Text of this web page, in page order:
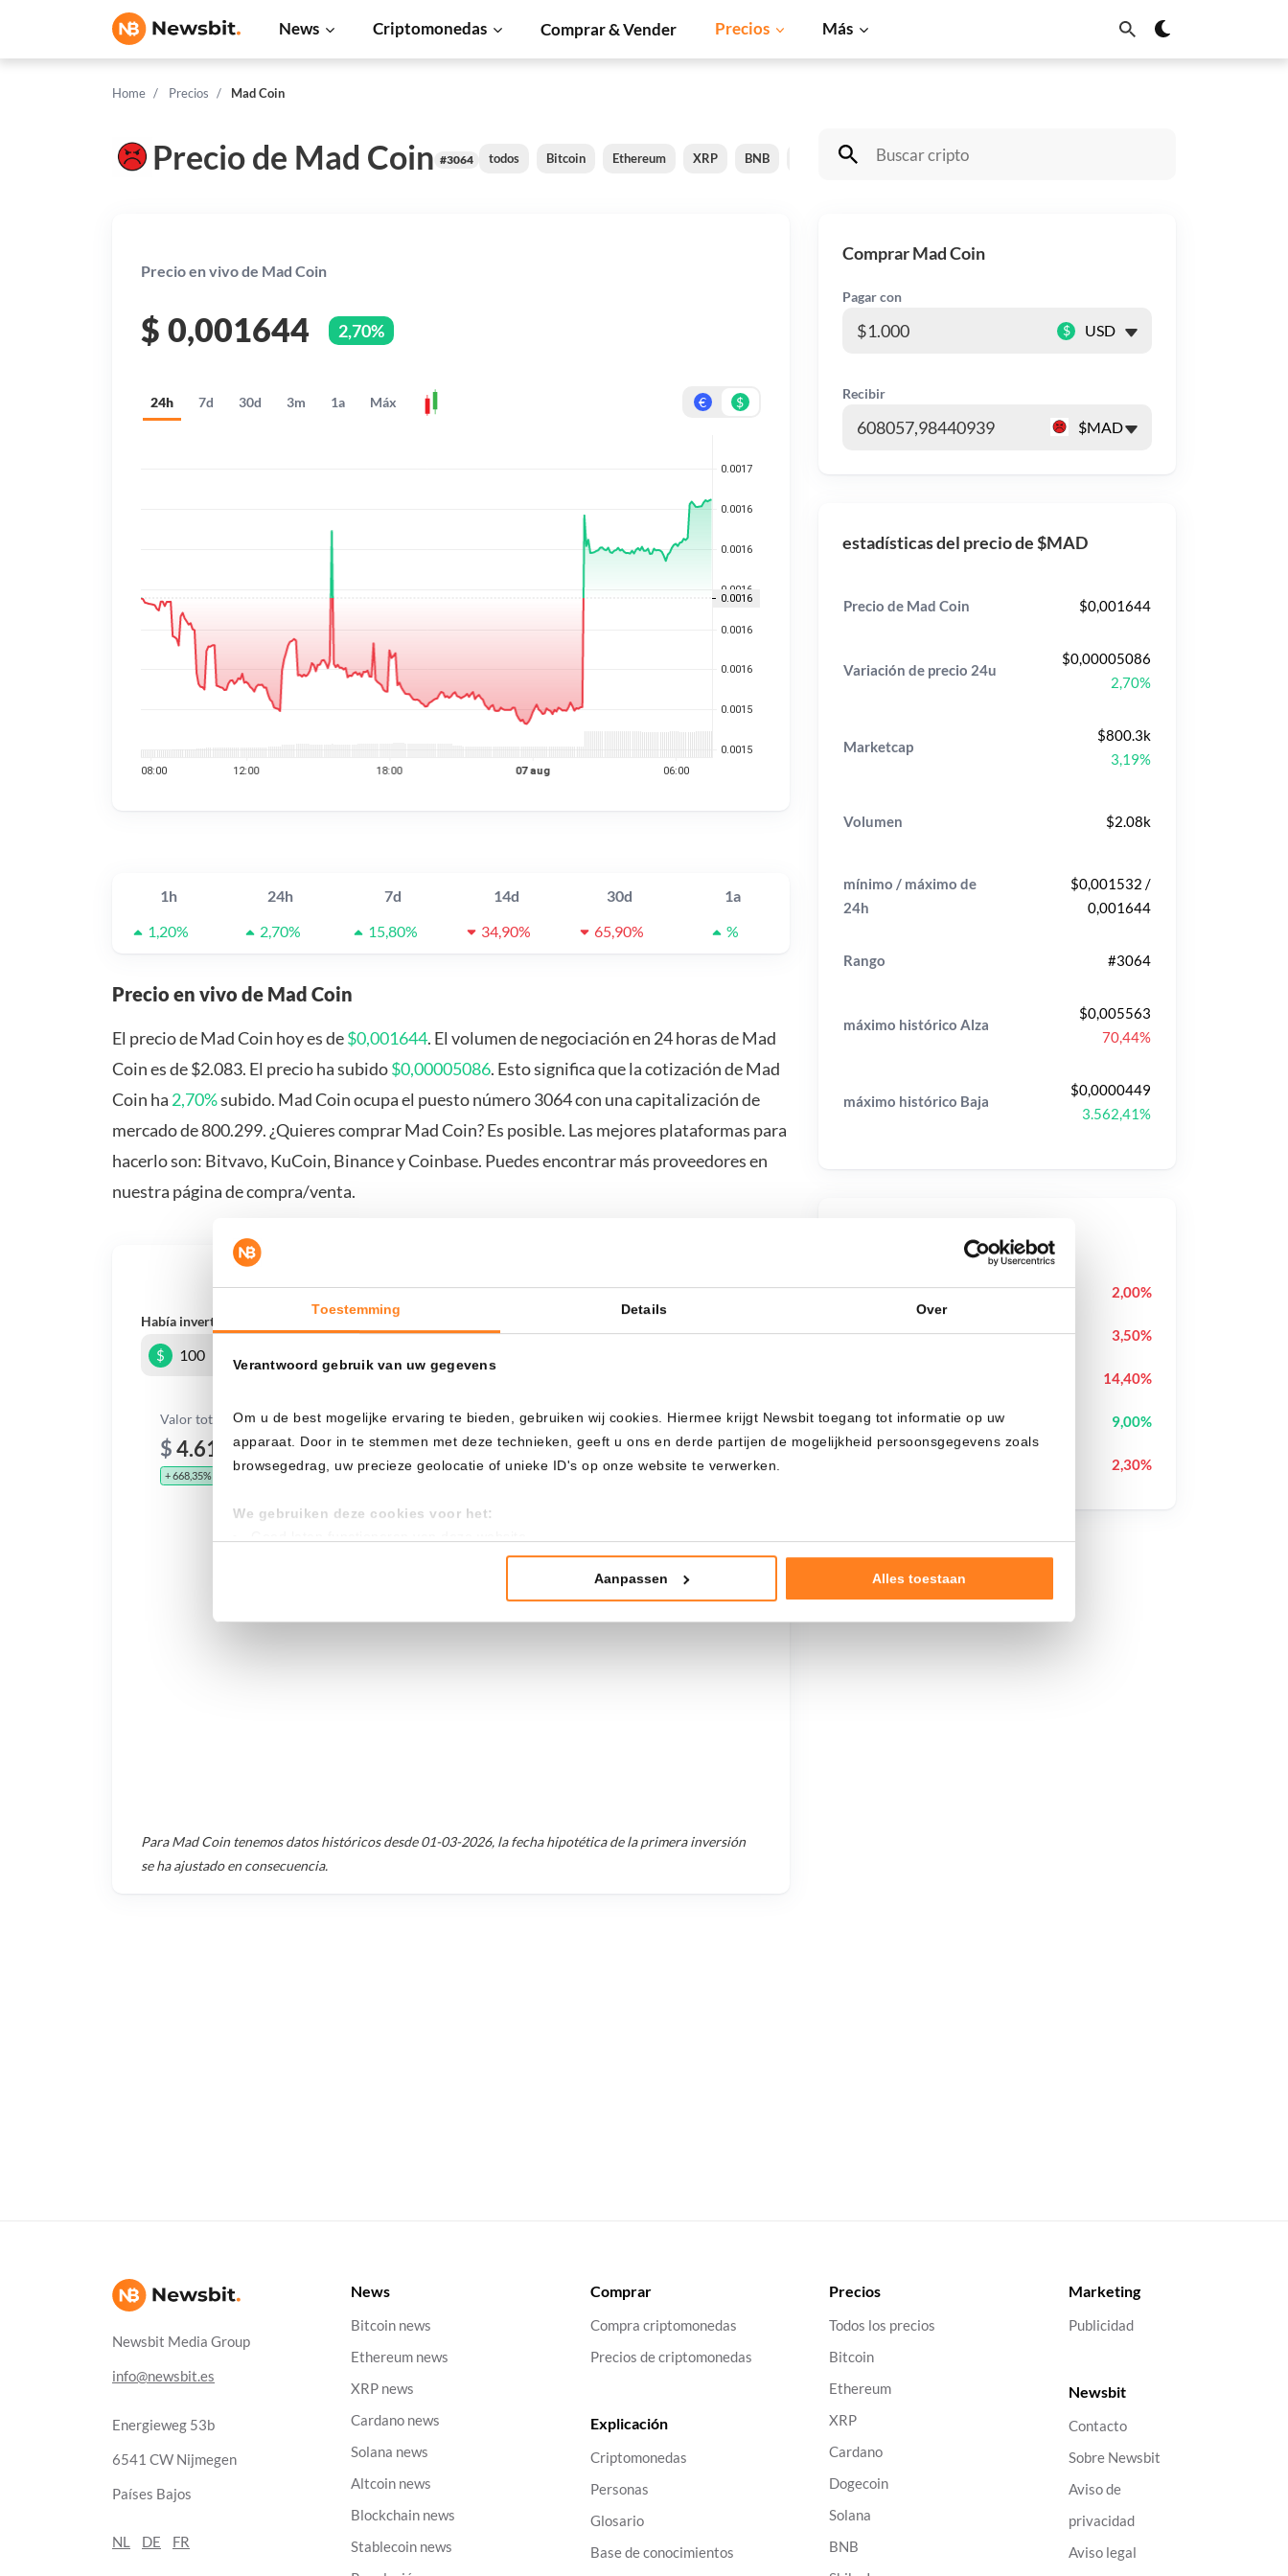
Toestemming Details Over
Verantwoord gebruik van uw gegevens
Om u de best mogelijke ervaring te bieden, gebruiken wij cookies. Hiermee krijgt Newsbit toegang tot informatie op uw
apparaat. Door in te stemmen met deze technieken, geeft u ons en derde partijen de mogelijkheid persoonsgegevens zoals
browsegedrag, uw precieze geolocatie of unieke ID's op onze website te verwerken.
We gebruiken deze cookies voor het:
Klik hieronder om ons toestemming te geven om deze technieken te gebruiken voor bovenstaande doelen of maak
Aanpassen Alles toestaan
News Criptomonedas Comprar & Vender Precios Más
Home Precios Mad Coin
Precio de Mad Coin #3064 todos Bitcoin Ethereum XRP BNB Dogecoin Cardano
Precio en vivo de Mad Coin
$ 0,001644 2,70%
24h 7d 30d 3m 1a Máx € $
1h 24h 7d 14d 30d
1a
1,20%
2,70% 15,80% 34,90% 65,90% %
Precio en vivo de Mad Coin
El precio de Mad Coin hoy es de$0,001644. El volumen de negociación en 24 horas de Mad
Coin es de $2.083. El precio ha subido$0,00005086. Esto significa que la cotización de Mad
Coin ha 2,70%subido. Mad Coin ocupa el puesto número 3064 con una capitalización de
mercado de 800.299. ¿Quieres comprar Mad Coin? Es posible. Las mejores plataformas para
hacerlo son: Bitvavo, KuCoin, Binance y Coinbase. Puedes encontrar más proveedores en
nuestra página de compra/venta.
¿Qué pasa si…?
Había invertido
$
Valor total
$4.610,11
+ 668,35%
Inversión total
$600,00
ParaMad Cointenemos datos históricos desde01-03-2026, la fecha hipotética de la primera inversión
se ha ajustado en consecuencia.
Comprar Mad Coin
Pagar con
$
Recibir
estadísticas del precio de $MAD
Precio de Mad Coin $0,001644
Variación de precio 24u
$0,00005086
2,70%
Marketcap
$800.3k
3,19%
Volumen $2.08k
mínimo / máximo de
24h
$0,001532 /
0,001644
Rango #3064
máximo histórico Alza
$0,005563
70,44%
máximo histórico Baja
$0,0000449
3.562,41%
Precios populares
Kaspa KAS 2,00%
Pudgy Penguins PENGU 3,50%
14,40%
Lighter LIT 9,00%
2,30%
Newsbit Media Group
info@newsbit.es
Energieweg 53b
6541 CW Nijmegen
Países Bajos
NL DE FR
News
Bitcoin news
Ethereum news
XRP news
Cardano news
Solana news
Altcoin news
Blockchain news
Stablecoin news
Comprar
Compra criptomonedas
Precios de criptomonedas
Explicación
Criptomonedas
Personas
Glosario
Base de conocimientos
Precios
Todos los precios
Bitcoin
Ethereum
XRP
Cardano
Dogecoin
Solana
BNB
Marketing
Publicidad
Newsbit
Contacto
Sobre Newsbit
Aviso de
privacidad
Aviso legal